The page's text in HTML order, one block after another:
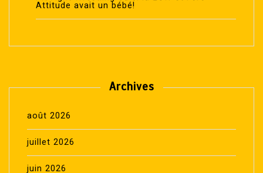
Attitude avait un bébé!
Archives
août 2026
juillet 2026
juin 2026